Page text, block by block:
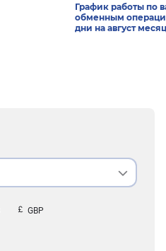
График работы по
обменным
дни на август месяц
GBP